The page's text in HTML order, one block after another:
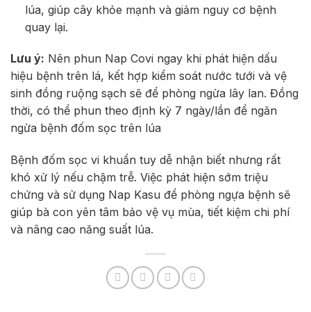
lúa, giúp cây khỏe mạnh và giảm nguy cơ bệnh
quay lại.
Lưu ý: Nên phun Nap Covi ngay khi phát hiện dấu
hiệu bệnh trên lá, kết hợp kiểm soát nước tưới và vệ
sinh đồng ruộng sạch sẽ để phòng ngừa lây lan. Đồng
thời, có thể phun theo định kỳ 7 ngày/lần để ngăn
ngừa bệnh đốm sọc trên lúa
Bệnh đốm sọc vi khuẩn tuy dễ nhận biết nhưng rất
khó xử lý nếu chậm trễ. Việc phát hiện sớm triệu
chứng và sử dụng Nap Kasu để phòng ngựa bệnh sẽ
giúp bà con yên tâm bảo vệ vụ mùa, tiết kiệm chi phí
và nâng cao năng suất lúa.